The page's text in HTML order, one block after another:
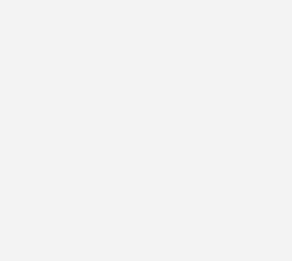
Richtlinien für
der EU-Ökodesign-
und -öfen könnte gravierende
Der Fachverband Holzenergie (FVH)
der bestehenden Geräte verteuert